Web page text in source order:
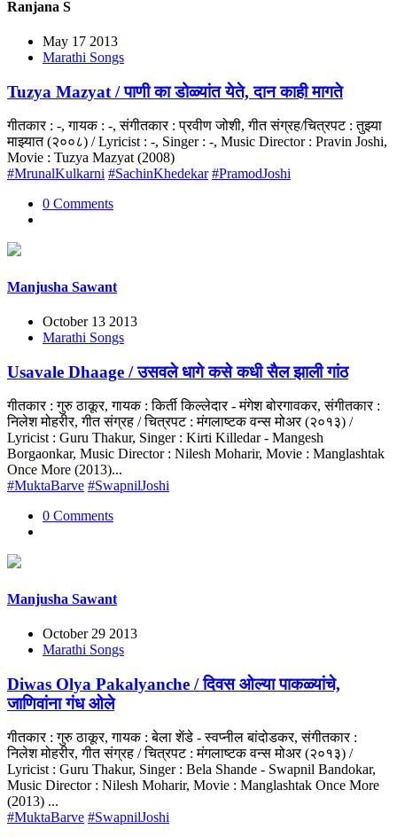
Ranjana S
May 17 2013
Marathi Songs
Tuzya Mazyat / पाणी का डोळ्यांत येते, दान काही मागते
गीतकार : -, गायक : -, संगीतकार : प्रवीण जोशी, गीत संग्रह/चित्रपट : तुझ्या
माझ्यात (२००८) / Lyricist : -, Singer : -, Music Director : Pravin Joshi,
Movie : Tuzya Mazyat (2008)
#MrunalKulkarni #SachinKhedekar #PramodJoshi
0 Comments
Manjusha Sawant
October 13 2013
Marathi Songs
Usavale Dhaage / उसवले धागे कसे कधी सैल झाली गांठ
गीतकार : गुरु ठाकूर, गायक : किर्ती किल्लेदार - मंगेश बोरगावकर, संगीतकार :
निलेश मोहरीर, गीत संग्रह / चित्रपट : मंगलाष्टक वन्स मोअर (२०१३) /
Lyricist : Guru Thakur, Singer : Kirti Killedar - Mangesh
Borgaonkar, Music Director : Nilesh Moharir, Movie : Manglashtak
Once More (2013)...
#MuktaBarve #SwapnilJoshi
0 Comments
Manjusha Sawant
October 29 2013
Marathi Songs
Diwas Olya Pakalyanche / दिवस ओल्या पाकळ्यांचे,
जाणिवांना गंध ओले
गीतकार : गुरु ठाकूर, गायक : बेला शेंडे - स्वप्नील बांदोडकर, संगीतकार :
निलेश मोहरीर, गीत संग्रह / चित्रपट : मंगलाष्टक वन्स मोअर (२०१३) /
Lyricist : Guru Thakur, Singer : Bela Shande - Swapnil Bandokar,
Music Director : Nilesh Moharir, Movie : Manglashtak Once More
(2013) ...
#MuktaBarve #SwapnilJoshi